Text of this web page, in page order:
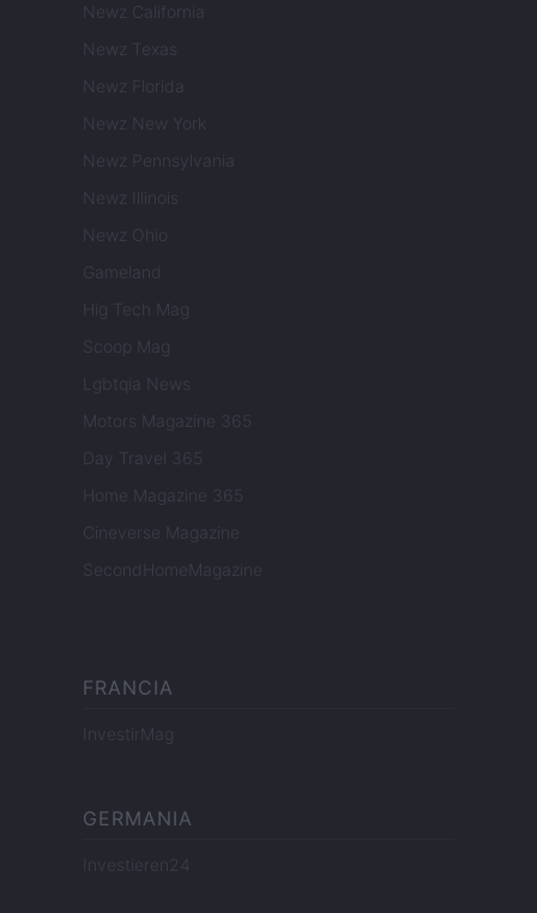
Newz California
Newz Texas
Newz Florida
Newz New York
Newz Pennsylvania
Newz Illinois
Newz Ohio
Gameland
Hig Tech Mag
Scoop Mag
Lgbtqia News
Motors Magazine 365
Day Travel 365
Home Magazine 365
Cineverse Magazine
SecondHomeMagazine
FRANCIA
InvestirMag
GERMANIA
Investieren24